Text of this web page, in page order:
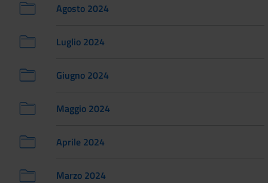
Agosto 2024
Luglio 2024
Giugno 2024
Maggio 2024
Aprile 2024
Marzo 2024